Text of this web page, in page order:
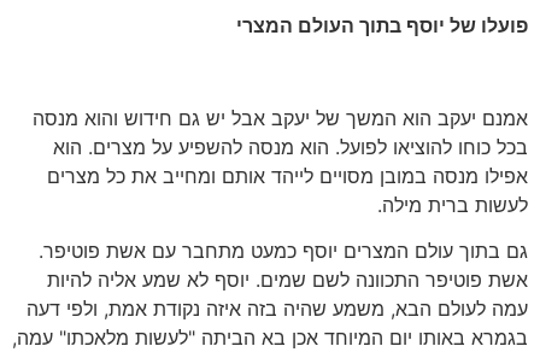
פועלו של יוסף בתוך העולם המצרי
אמנם יעקב הוא המשך של יעקב אבל יש גם חידוש והוא מנסה
בכל כוחו להוציאו לפועל. הוא מנסה להשפיע על מצרים. הוא
אפילו מנסה במובן מסויים לייהד אותם ומחייב את כל מצרים
לעשות ברית מילה.
גם בתוך עולם המצרים יוסף כמעט מתחבר עם אשת פוטיפר.
אשת פוטיפר התכוונה לשם שמים. יוסף לא שמע אליה להיות
עמה לעולם הבא, משמע שהיה בזה איזה נקודת אמת, ולפי דעה
בגמרא באותו יום המיוחד אכן בא הביתה "לעשות מלאכתו" עמה,